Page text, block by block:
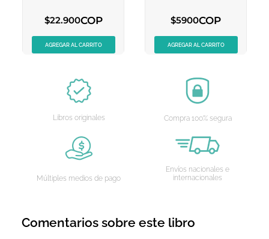
$22.900COP
AGREGAR AL CARRITO
$5900COP
AGREGAR AL CARRITO
Libros originales Compra 100% segura
Múltiples medios de pago
Envíos nacionales e
internacionales
Comentarios sobre este libro